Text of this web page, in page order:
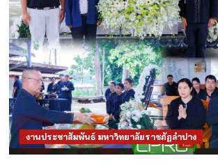
งานประชาสัมพันธ์ มหาวิทยาลัยราชภัฏลำปาง